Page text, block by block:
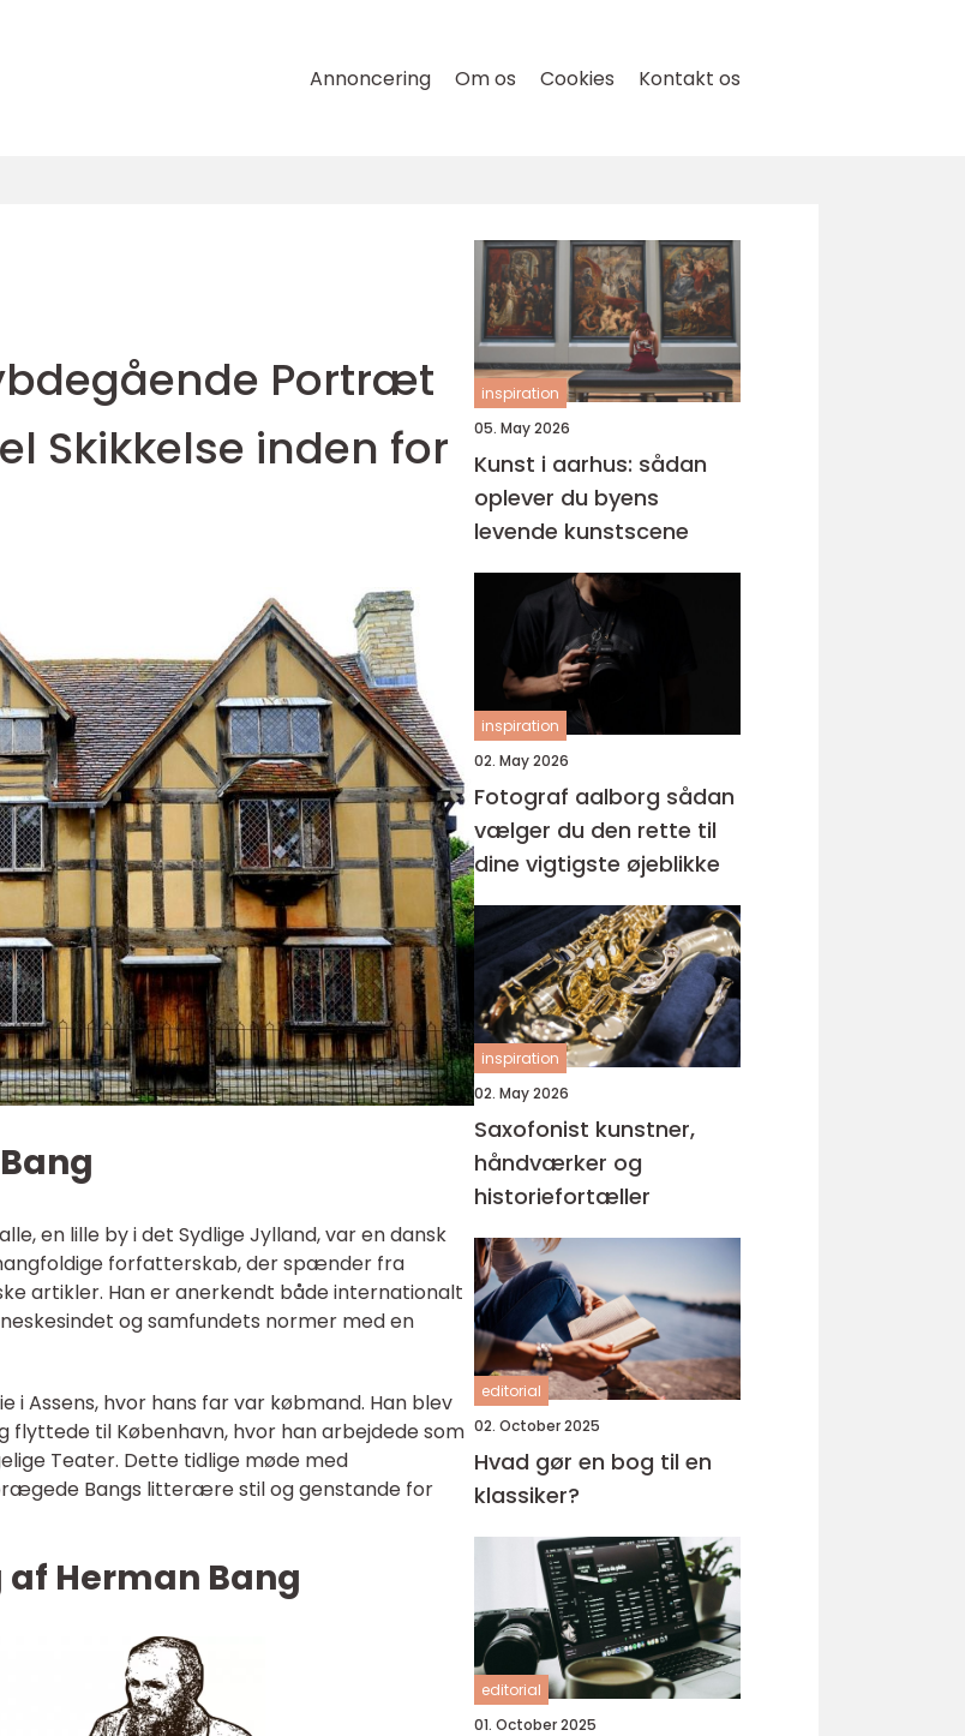
Annoncering Om os Cookies Kontakt os
Portræt
Skikkelse inden for
en lille by i det Sydlige Jylland, var en dansk
forfatterskab, der spænder fra
artikler. Han er anerkendt både internationalt
og samfundets normer med en
i Assens, hvor hans far var købmand. Han blev
til København, hvor han arbejdede som
Teater. Dette tidlige møde med
Bangs litterære stil og genstande for
Herman Bang
inspiration
05. May 2026
Kunst i aarhus: sådan
oplever du byens
levende kunstscene
inspiration
02. May 2026
Fotograf aalborg sådan
vælger du den rette til
dine vigtigste øjeblikke
inspiration
02. May 2026
Saxofonist kunstner,
håndværker og
historiefortæller
editorial
02. October 2025
Hvad gør en bog til en
klassiker?
editorial
01. October 2025